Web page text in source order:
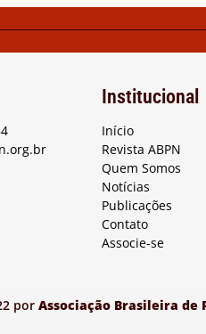
Institucional
Início
Revista ABPN
Quem Somos
Notícias
Publicações
Contato
Associe-se
por Associação Brasileira de